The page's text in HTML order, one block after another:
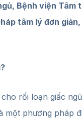
Bệnh viện Tâm
tâm lý đơn
rối loạn giấc
một phương pháp